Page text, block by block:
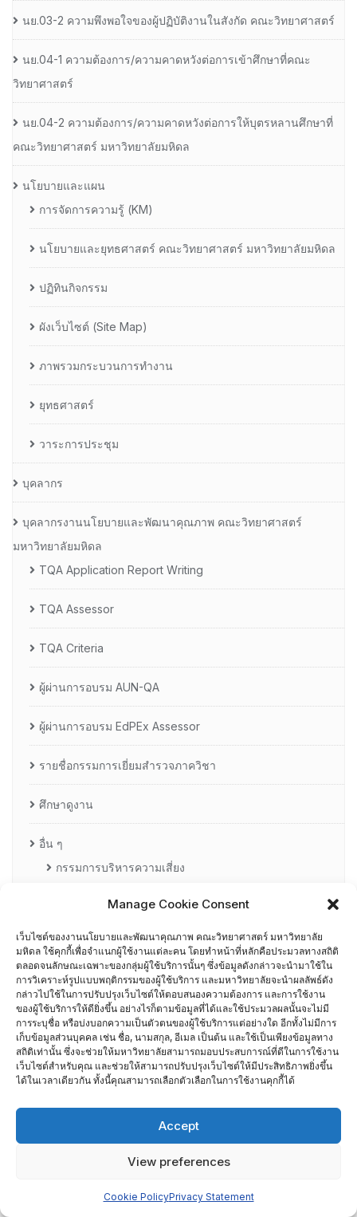
Manage Cookie Consent
เว็บไซต์ของงานนโยบายและพัฒนาคุณภาพ คณะวิทยาศาสตร์ มหาวิทยาลัย
มหิดล ใช้คุกกี้เพื่อจำแนกผู้ใช้งานแต่ละคน โดยทำหน้าที่หลักคือประมวลทางสถิติ
ตลอดจนลักษณะเฉพาะของกลุ่มผู้ใช้บริการนั้นๆ ซึ่งข้อมูลดังกล่าวจะนำมาใช้ใน
การวิเคราะห์รูปแบบพฤติกรรมของผู้ใช้บริการ และมหาวิทยาลัยจะนำผลลัพธ์ดัง
กล่าวไปใช้ในการปรับปรุงเว็บไซต์ให้ตอบสนองความต้องการ และการใช้งาน
ของผู้ใช้บริการให้ดียิ่งขึ้น อย่างไรก็ตามข้อมูลที่ได้และใช้ประมวลผลนั้นจะไม่มี
การระบุชื่อ หรือบ่งบอกความเป็นตัวตนของผู้ใช้บริการแต่อย่างใด อีกทั้งไม่มีการ
เก็บข้อมูลส่วนบุคคล เช่น ชื่อ, นามสกุล, อีเมล เป็นต้น และใช้เป็นเพียงข้อมูลทาง
สถิติเท่านั้น ซึ่งจะช่วยให้มหาวิทยาลัยสามารถมอบประสบการณ์ที่ดีในการใช้งาน
เว็บไซต์สำหรับคุณ และช่วยให้สามารถปรับปรุงเว็บไซต์ให้มีประสิทธิภาพยิ่งขึ้น
ได้ในเวลาเดียวกัน ทั้งนี้คุณสามารถเลือกตัวเลือกในการใช้งานคุกกี้ได้
Accept
View preferences
Cookie PolicyPrivacy Statement
นย.03-2 ความพึงพอใจของผู้ปฏิบัติงานในสังกัด คณะวิทยาศาสตร์
นย.04-1 ความต้องการ/ความคาดหวังต่อการเข้าศึกษาที่คณะ
วิทยาศาสตร์
นย.04-2 ความต้องการ/ความคาดหวังต่อการให้บุตรหลานศึกษาที่
คณะวิทยาศาสตร์ มหาวิทยาลัยมหิดล
นโยบายและแผน
การจัดการความรู้ (KM)
นโยบายและยุทธศาสตร์ คณะวิทยาศาสตร์ มหาวิทยาลัยมหิดล
ปฏิทินกิจกรรม
ผังเว็บไซต์ (Site Map)
ภาพรวมกระบวนการทำงาน
ยุทธศาสตร์
วาระการประชุม
บุคลากร
บุคลากรงานนโยบายและพัฒนาคุณภาพ คณะวิทยาศาสตร์
มหาวิทยาลัยมหิดล
TQA Application Report Writing
TQA Assessor
TQA Criteria
ผู้ผ่านการอบรม AUN-QA
ผู้ผ่านการอบรม EdPEx Assessor
รายชื่อกรรมการเยี่ยมสำรวจภาควิชา
ศึกษาดูงาน
อื่น ๆ
กรรมการบริหารความเสี่ยง
การอบรมพัฒนาหัวหน้าภาควิชา (HDP)
คณะกรรมการรับเรื่องร้องเรียน
คณะผู้บริหารคณะวิทยาศาสตร์ ที่ผ่านการอบรมด้านพัฒนา
คุณภาพ
คณะผู้บริหารคณะวิทยาศาสตร์ ปี 2558- 2562
ผู้ตรวจประเมิน MUQD
ประกันคุณภาพภายนอก